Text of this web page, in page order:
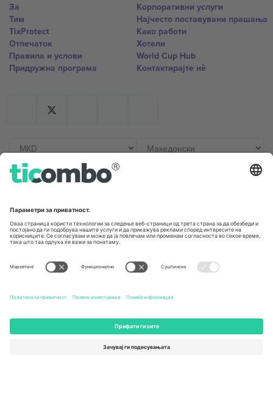
За
Тим
TixProtect
Отпечаток
Правила и услови
Придружна програма
Корпоративни услуги
Најчесто поставувани прашања
Како работи
Хотели
World Cup Hub
Контактирајте нѐ
Unter den Linden 24, 10117
Berlin, Germany
167 City Road, London, Greater
Kingdom
Newark, Delaware 19713, United
States
Engelberg, Switzerland